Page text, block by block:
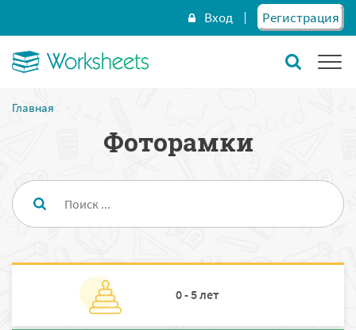
Вход Регистрация
Главная
Фоторамки
0 - 5 лет